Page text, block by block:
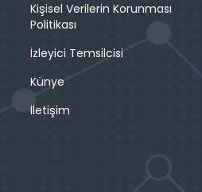
Kişisel Verilerin Korunması
Politikası
İzleyici Temsilcisi
Künye
İletişim